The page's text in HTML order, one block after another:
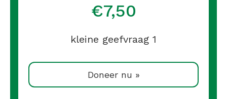
€7,50
kleine geefvraag 1
Doneer nu »